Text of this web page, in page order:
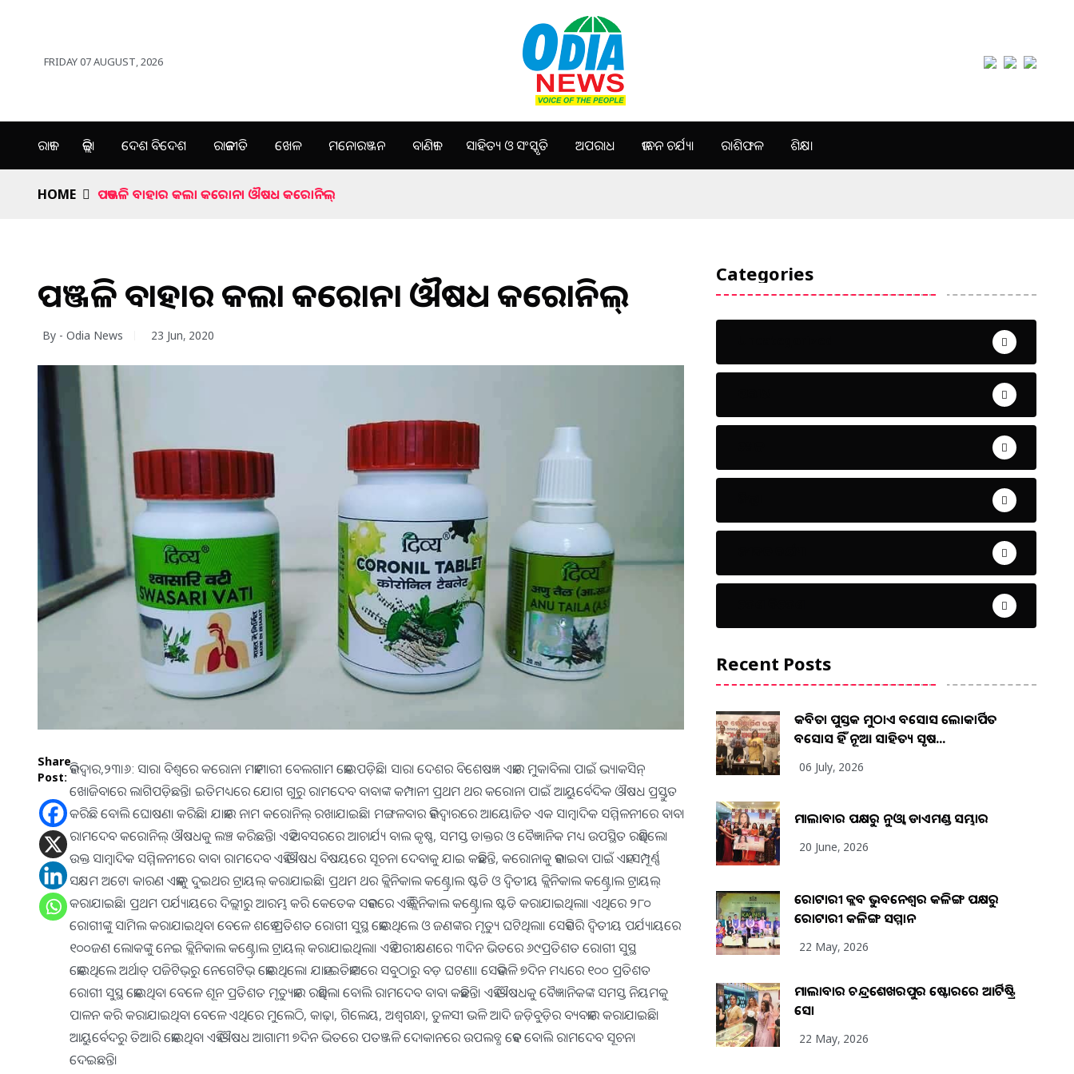
FRIDAY 07 AUGUST, 2026
ରାଜ୍ୟ ଜିଲ୍ଲା ଦେଶ ବିଦେଶ ରାଜନୀତି ଖେଳ ମନୋରଞ୍ଜନ ବାଣିଜ୍ୟ ସାହିତ୍ୟ ଓ ସଂସ୍କୃତି ଅପରାଧ ଜୀବନ ଚର୍ଯ୍ୟା ରାଶିଫଳ ଶିକ୍ଷା
HOME ପତଞ୍ଜଳି ବାହାର କଲା କରୋନା ଔଷଧ କରୋନିଲ୍
ପତଞ୍ଜଳି ବାହାର କଲା କରୋନା ଔଷଧ କରୋନିଲ୍
By - Odia News 23 Jun, 2020
Share
Post:
ହରିଦ୍ୱାର,୨୩।୬: ସାରା ବିଶ୍ୱରେ କରୋନା ମହାମାରୀ ବେଲଗାମ ହୋଇପଡ଼ିଛି। ସାରା ଦେଶର ବିଶେଷଜ୍ଞ ଏହାର ମୁକାବିଲା ପାଇଁ ଭ୍ୟାକସିନ୍‌
ଖୋଜିବାରେ ଲାଗିପଡ଼ିଛନ୍ତି। ଇତିମଧ୍ୟରେ ଯୋଗ ଗୁରୁ ରାମଦେବ ବାବାଙ୍କ କମ୍ପାନୀ ପ୍ରଥମ ଥର କରୋନା ପାଇଁ ଆୟୁର୍ବେଦିକ ଔଷଧ ପ୍ରସ୍ତୁତ
କରିଛି ବୋଲି ଘୋଷଣା କରିଛି। ଯାହାର ନାମ କରୋନିଲ୍‌ ରଖାଯାଇଛି। ମଙ୍ଗଳବାର ହରିଦ୍ୱାରରେ ଆୟୋଜିତ ଏକ ସାମ୍ବାଦିକ ସମ୍ମିଳନୀରେ ବାବା
ରାମଦେବ କରୋନିଲ୍‌ ଔଷଧକୁ ଲଞ୍ଚ କରିଛନ୍ତି। ଏହି ଅବସରରେ ଆଚାର୍ଯ୍ୟ ବାଲ କୃଷ୍ଣ, ସମସ୍ତ ଡାକ୍ତର ଓ ବୈଜ୍ଞାନିକ ମଧ୍ୟ ଉପସ୍ଥିତ ରହିଥିଲେ।
ଉକ୍ତ ସାମ୍ବାଦିକ ସମ୍ମିଳନୀରେ ବାବା ରାମଦେବ ଏହି ଔଷଧ ବିଷୟରେ ସୂଚନା ଦେବାକୁ ଯାଇ କହିଛନ୍ତି, କରୋନାକୁ ହରାଇବା ପାଇଁ ଏହା ସମ୍ପୂର୍ଣ୍ଣ
ସକ୍ଷମ ଅଟେ। କାରଣ ଏହାକୁ ଦୁଇଥର ଟ୍ରାୟଲ୍‌ କରାଯାଇଛି। ପ୍ରଥମ ଥର କ୍ଲିନିକାଲ କଣ୍ଟ୍ରୋଲ ଷ୍ଟଡି ଓ ଦ୍ୱିତୀୟ କ୍ଲିନିକାଲ କଣ୍ଟ୍ରୋଲ ଟ୍ରାୟଲ୍‌
କରାଯାଇଛି। ପ୍ରଥମ ପର୍ଯ୍ୟାୟରେ ଦିଲ୍ଲୀରୁ ଆରମ୍ଭ କରି କେତେକ ସହରରେ ଏହି କ୍ଲିନିକାଲ କଣ୍ଟ୍ରୋଲ ଷ୍ଟଡି କରାଯାଇଥିଲା। ଏଥିରେ ୨୮୦
ରୋଗୀଙ୍କୁ ସାମିଲ କରାଯାଇଥିବା ବେଳେ ଶହେ ପ୍ରତିଶତ ରୋଗୀ ସୁସ୍ଥ ହୋଇଥିଲେ ଓ ଜଣଙ୍କର ମୃତ୍ୟୁ ଘଟିଥିଲା। ସେହିପରି ଦ୍ୱିତୀୟ ପର୍ଯ୍ୟାୟରେ
୧୦୦ଜଣ ଲୋକଙ୍କୁ ନେଇ କ୍ଲିନିକାଲ କଣ୍ଟ୍ରୋଲ ଟ୍ରାୟଲ୍‌ କରାଯାଇଥିଲା। ଏହି ପରୀକ୍ଷଣରେ ୩ଦିନ ଭିତରେ ୬୯ପ୍ରତିଶତ ରୋଗୀ ସୁସ୍ଥ
ହୋଇଥିଲେ ଅର୍ଥାତ୍‌ ପଜିଟିଭ୍‌ରୁ ନେଗେଟିଭ୍‌ ହୋଇଥିଲେ। ଯାହା ଇତିହାସରେ ସବୁଠାରୁ ବଡ଼ ଘଟଣା। ସେହିଭଳି ୭ଦିନ ମଧ୍ୟରେ ୧୦୦ ପ୍ରତିଶତ
ରୋଗୀ ସୁସ୍ଥ ହୋଇଥିବା ବେଳେ ଶୂନ ପ୍ରତିଶତ ମୃତ୍ୟୁହାର ରହିଥିଲା ବୋଲି ରାମଦେବ ବାବା କହିଛନ୍ତି। ଏହି ଔଷଧକୁ ବୈଜ୍ଞାନିକଙ୍କ ସମସ୍ତ ନିୟମକୁ
ପାଳନ କରି କରାଯାଇଥିବା ବେଳେ ଏଥିରେ ମୁଲେଠି, କାଢ଼ା, ଗିଲେୟ, ଅଶ୍ୱଗନ୍ଧା, ତୁଳସୀ ଭଳି ଆଦି ଜଡ଼ିବୁଡ଼ିର ବ୍ୟବହାର କରାଯାଇଛି।
ଆୟୁର୍ବେଦରୁ ତିଆରି ହୋଇଥିବା ଏହି ଔଷଧ ଆଗାମୀ ୭ଦିନ ଭିତରେ ପତଞ୍ଜଳି ଦୋକାନରେ ଉପଲବ୍ଧ ହେବ ବୋଲି ରାମଦେବ ସୂଚନା
ଦେଇଛନ୍ତି।
Categories
Recent Posts
କବିତା ପୁସ୍ତକ ମୁଠାଏ ଅବସୋସ ଲୋକାର୍ପିତ
ଅବସୋସ ହିଁ ନୂଆ ସାହିତ୍ୟ ସୃଷ...
06 July, 2026
ମାଲାବାର ପକ୍ଷରୁ ନୁଓ୍ବା ଡାଏମଣ୍ଡ ସମ୍ଭାର
20 June, 2026
ରୋଟାରୀ କ୍ଲବ ଭୁବନେଶ୍ୱର କଳିଙ୍ଗ ପକ୍ଷରୁ
ରୋଟାରୀ କଳିଙ୍ଗ ସମ୍ମାନ
22 May, 2026
ମାଲାବାର ଚନ୍ଦ୍ରଶେଖରପୁର ଷ୍ଟୋରରେ ଆର୍ଟିଷ୍ଟ୍ରି
ସୋ
22 May, 2026